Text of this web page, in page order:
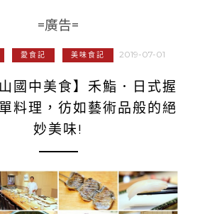
=廣告=
愛食記 美味食記 2019-07-01
山國中美食】禾鮨．日式握
料理，彷如藝術品般的絕
妙美味!